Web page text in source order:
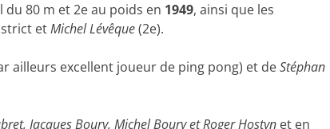
80 m et 2e au poids en 1949, ainsi que les
etMichel Lévêque(2e).
ailleurs excellent joueur de ping pong) et deStéphan
Jacques Boury, Michel Boury et Roger Hostyn et en